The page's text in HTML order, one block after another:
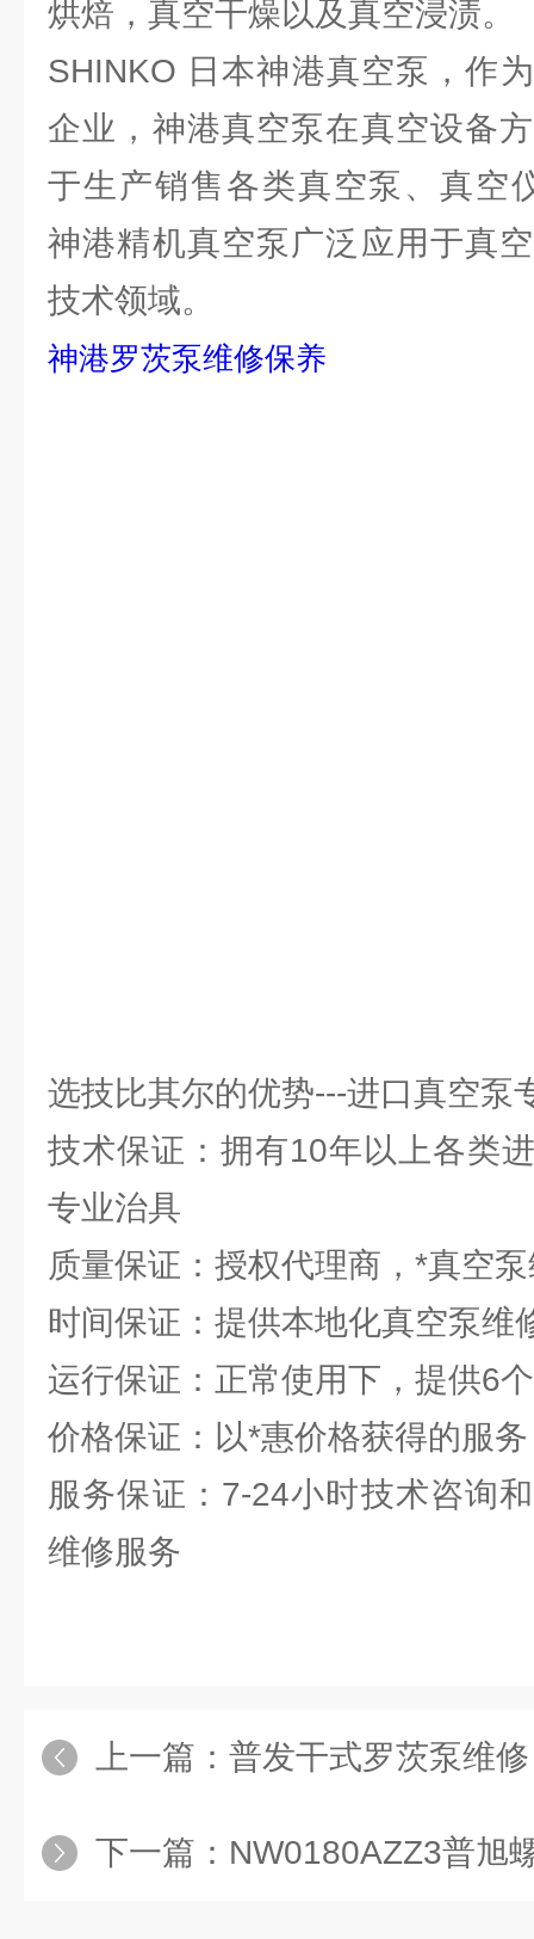
烘焙，真空干燥以及真空浸渍。
SHINKO 日本神港真空泵，作
企业，神港真空泵在真空设备
于生产销售各类真空泵、真空
神港精机真空泵广泛应用于真
技术领域。
神港罗茨泵维修保养
选技比其尔的优势---进口真空泵
技术保证：拥有10年以上各类
专业治具
质量保证：授权代理商，*真空
时间保证：提供本地化真空泵维
运行保证：正常使用下，提供6
价格保证：以*惠价格获得的服务
服务保证：7-24小时技术咨询
维修服务
上一篇： 普发干式罗茨泵维修
下一篇： NW0180AZZ3普旭